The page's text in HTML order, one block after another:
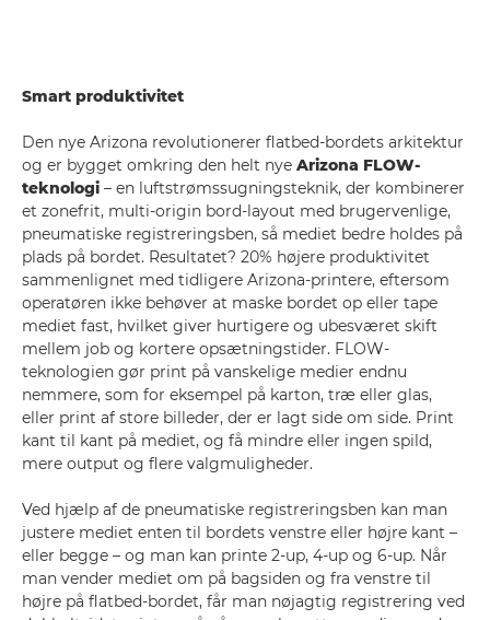
Smart produktivitet
Den nye Arizona revolutionerer flatbed-bordets arkitektur
og er bygget omkring den helt nye Arizona FLOW-
teknologi – en luftstrømssugningsteknik, der kombinerer
et zonefrit, multi-origin bord-layout med brugervenlige,
pneumatiske registreringsben, så mediet bedre holdes på
plads på bordet. Resultatet? 20% højere produktivitet
sammenlignet med tidligere Arizona-printere, eftersom
operatøren ikke behøver at maske bordet op eller tape
mediet fast, hvilket giver hurtigere og ubesværet skift
mellem job og kortere opsætningstider. FLOW-
teknologien gør print på vanskelige medier endnu
nemmere, som for eksempel på karton, træ eller glas,
eller print af store billeder, der er lagt side om side. Print
kant til kant på mediet, og få mindre eller ingen spild,
mere output og flere valgmuligheder.
Ved hjælp af de pneumatiske registreringsben kan man
justere mediet enten til bordets venstre eller højre kant –
eller begge – og man kan printe 2-up, 4-up og 6-up. Når
man vender mediet om på bagsiden og fra venstre til
højre på flatbed-bordet, får man nøjagtig registrering ved